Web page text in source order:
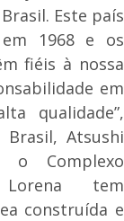
Este país
1968 e os
fiéis à nossa
em
qualidade”,
Atsushi
o Complexo
tem
construída e